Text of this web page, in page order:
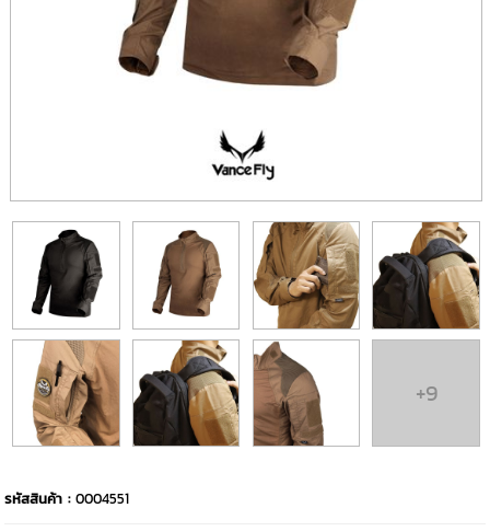
+9
รหัสสินค้า :0004551